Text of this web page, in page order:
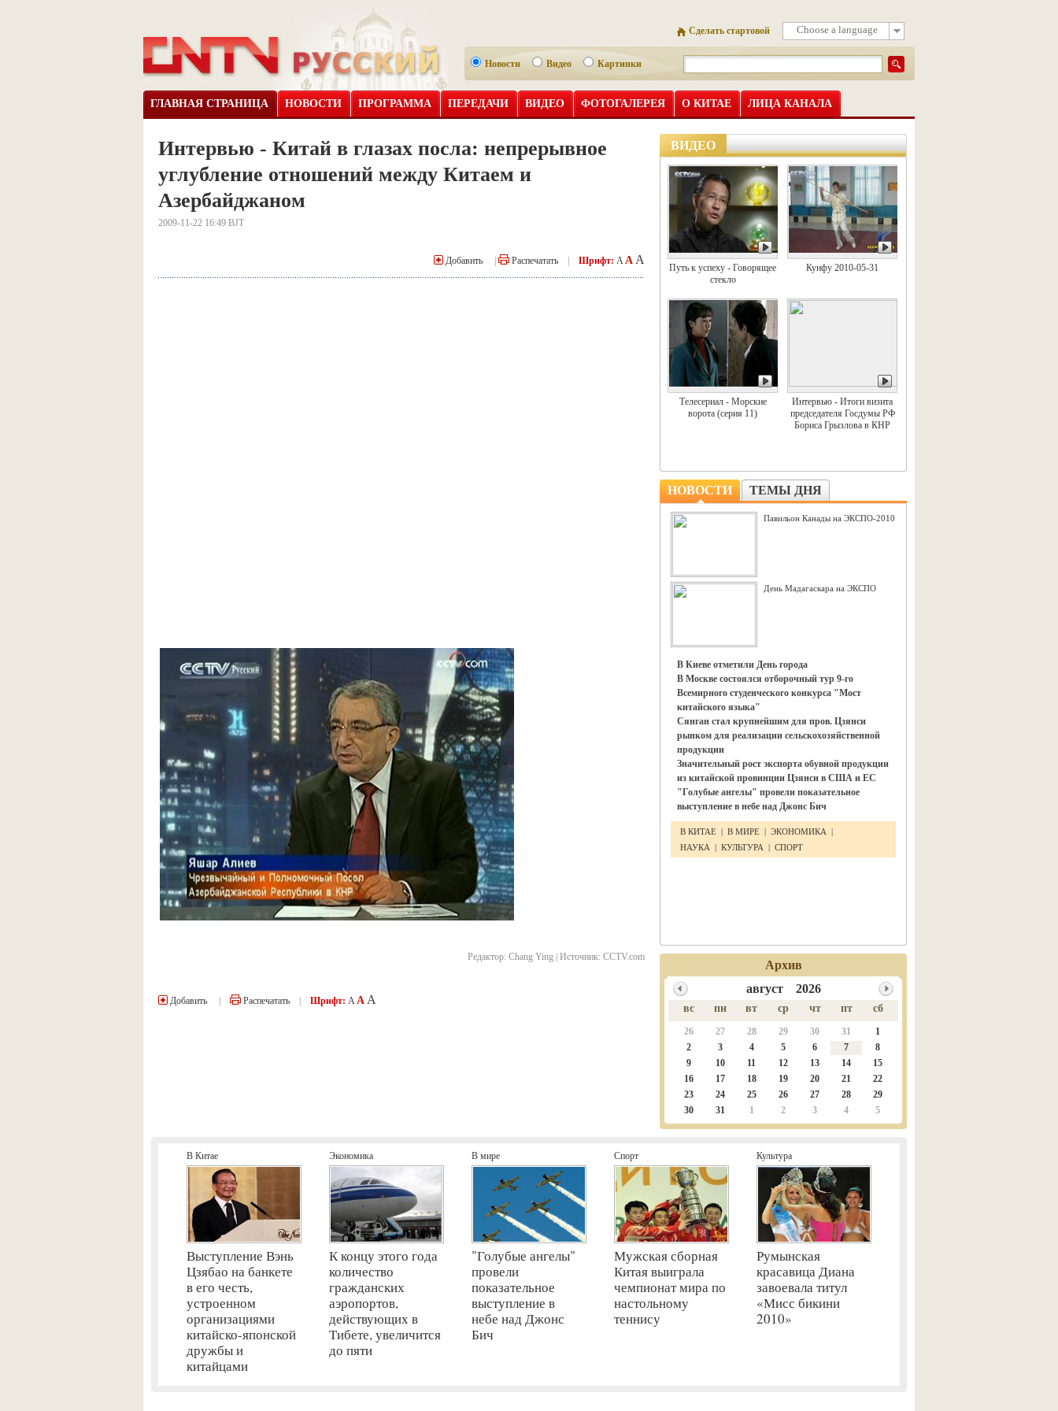
Choose a language
Сделать стартовой
Новости Видео Картинки
ГЛАВНАЯ СТРАНИЦА НОВОСТИ ПРОГРАММА ПЕРЕДАЧИ ВИДЕО ФОТОГАЛЕРЕЯ О КИТАЕ ЛИЦА КАНАЛА
Интервью - Китай в глазах посла: непрерывное
углубление отношений между Китаем и
Азербайджаном
2009-11-22 16:49 BJT
Добавить Распечатать Шрифт: A A A
Редактор: Chang Ying | Источник: CCTV.com
Добавить Распечатать Шрифт: A A A
ВИДЕО
Путь к успеху - Говорящее
стекло
Кунфу 2010-05-31
Телесериал - Морские
ворота (серия 11)
Интервью - Итоги визита
председателя Госдумы РФ
Бориса Грызлова в КНР
НОВОСТИ ТЕМЫ ДНЯ
Павильон Канады на ЭКСПО-2010
День Мадагаскара на ЭКСПО
В Киеве отметили День города
В Москве состоялся отборочный тур 9-го
Всемирного студенческого конкурса "Мост
китайского языка"
Сянган стал крупнейшим для пров. Цзянси
рынком для реализации сельскохозяйственной
продукции
Значительный рост экспорта обувной продукции
из китайской провинции Цзянси в США и ЕС
"Голубые ангелы" провели показательное
выступление в небе над Джонс Бич
В КИТАЕ | В МИРЕ | ЭКОНОМИКА |
НАУКА | КУЛЬТУРА | СПОРТ
Архив
август 2026
вс пн вт ср чт пт сб
26 27 28 29 30 31
1
2
3 4 5 6 7
8
9
10 11 12 13 14
15
16
17 18 19 20 21
22
23
24 25 26 27 28
29
30
31 1 2 3 4 5
В Китае
Выступление Вэнь
Цзябао на банкете
в его честь,
устроенном
организациями
китайско-японской
дружбы и
китайцами
Экономика
К концу этого года
количество
гражданских
аэропортов,
действующих в
Тибете, увеличится
до пяти
В мире
"Голубые ангелы"
провели
показательное
выступление в
небе над Джонс
Бич
Спорт
Мужская сборная
Китая выиграла
чемпионат мира по
настольному
теннису
Культура
Румынская
красавица Диана
завоевала титул
«Мисс бикини
2010»